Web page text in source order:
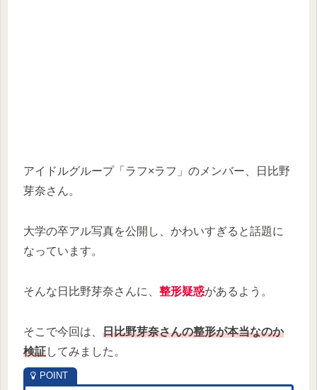
アイドルグループ「ラフ×ラフ」のメンバー、日比野
芽奈さん。
大学の卒アル写真を公開し、かわいすぎると話題に
なっています。
そんな日比野芽奈さんに、 整形疑惑があるよう。
そこで今回は、 日比野芽奈さんの整形が本当なのか
検証してみました。